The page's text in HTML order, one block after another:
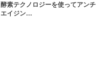
酵素テクノロジーを使ってアンチ
エイジン…